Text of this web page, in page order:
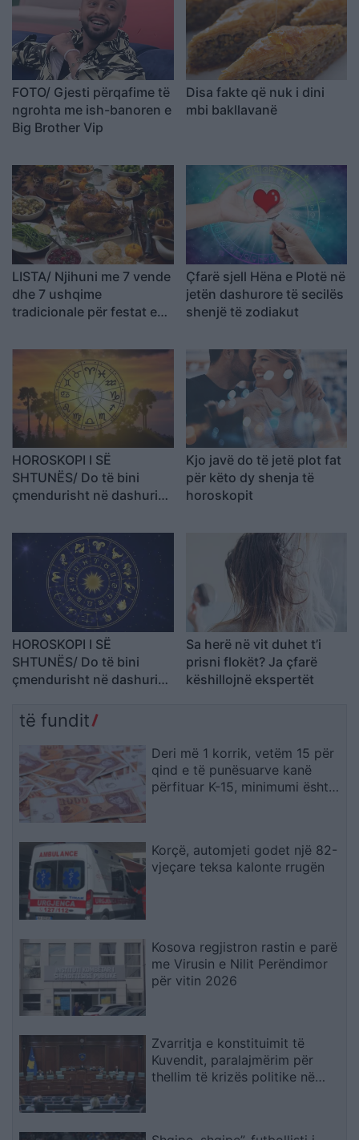
FOTO/ Gjesti përqafime të
ngrohta me ish-banoren e
Big Brother Vip
Disa fakte që nuk i dini
mbi bakllavanë
LISTA/ Njihuni me 7 vende
dhe 7 ushqime
tradicionale për festat e
Çfarë sjell Hëna e Plotë në
jetën dashurore të secilës
shenjë të zodiakut
HOROSKOPI I SË
SHTUNËS/ Do të bini
çmendurisht në dashuri
simpatizuar kurrë
Kjo javë do të jetë plot fat
për këto dy shenja të
horoskopit
HOROSKOPI I SË
SHTUNËS/ Do të bini
çmendurisht në dashuri
simpatizuar kurrë
Sa herë në vit duhet t’i
prisni flokët? Ja çfarë
këshillojnë ekspertët
të fundit
Deri më 1 korrik, vetëm 15 për
qind e të punësuarve kanë
përfituar K-15, minimumi është
Korçë, automjeti godet një 82-
vjeçare teksa kalonte rrugën
Kosova regjistron rastin e parë
me Virusin e Nilit Perëndimor
për vitin 2026
Zvarritja e konstituimit të
Kuvendit, paralajmërim për
thellim të krizës politike në